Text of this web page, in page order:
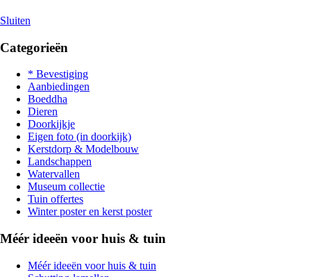
Sluiten
Categorieën
* Bevestiging
Aanbiedingen
Boeddha
Dieren
Doorkijkje
Eigen foto (in doorkijk)
Kerstdorp & Modelbouw
Landschappen
Watervallen
Museum collectie
Tuin offertes
Winter poster en kerst poster
Méér ideeën voor huis & tuin
Méér ideeën voor huis & tuin